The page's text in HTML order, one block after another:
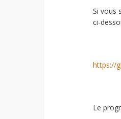
Si vous
ci-
https://
Le